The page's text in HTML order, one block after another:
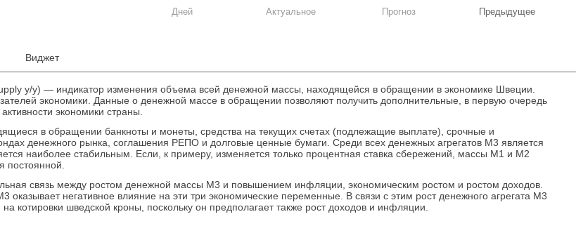
Дней Актуальное Прогноз Предыдущее
Виджет
y/y) — индикатор изменения объема всей денежной массы, находящейся в обращении в экономике Швеции.
экономики. Данные о денежной массе в обращении позволяют получить дополнительные, в первую очередь
экономики страны.
в обращении банкноты и монеты, средства на текущих счетах (подлежащие выплате), срочные и
денежного рынка, соглашения РЕПО и долговые ценные бумаги. Среди всех денежных агрегатов M3 является
наиболее стабильным. Если, к примеру, изменяется только процентная ставка сбережений, массы M1 и M2
постоянной.
связь между ростом денежной массы М3 и повышением инфляции, экономическим ростом и ростом доходов.
оказывает негативное влияние на эти три экономические переменные. В связи с этим рост денежного агрегата M3
котировки шведской кроны, поскольку он предполагает также рост доходов и инфляции.